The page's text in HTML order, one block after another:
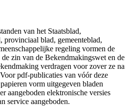
van het Staatsblad,
provinciaal blad, gemeenteblad,
regeling vormen de
zin van de Bekendmakingswet en de
verdragen voor zover ze na
pdf-publicaties van vóór deze
vorm uitgegeven bladen
aangeboden elektronische versies
service aangeboden.